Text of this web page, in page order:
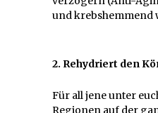
und krebshemmend
2. Rehydriert den
Für all jene unter
Regionen auf der